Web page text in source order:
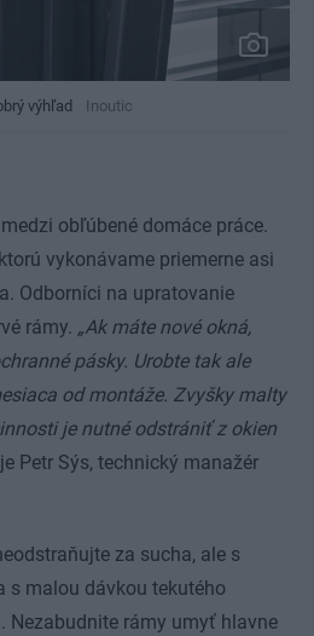
výhľad Inoutic
obľúbené domáce práce.
vykonávame priemerne asi
Odborníci na upratovanie
rámy. „Ak máte nové okná,
pásky. Urobte tak ale
od montáže. Zvyšky malty
je nutné odstrániť z okien
Petr Sýs, technický manažér
za sucha, ale s
s malou dávkou tekutého
Nezabudnite rámy umyť hlavne